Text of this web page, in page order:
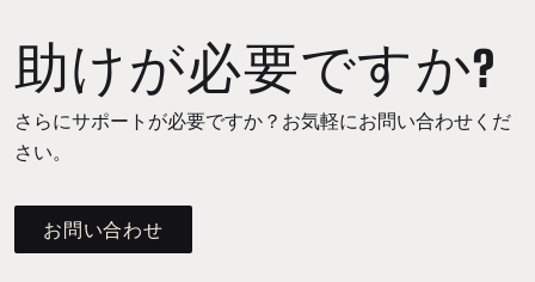
助けが必要ですか?
さらにサポートが必要ですか？お気軽にお問い合わせくだ
さい。
お問い合わせ